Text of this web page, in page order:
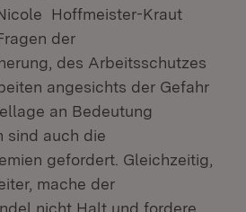
Hoffmeister-Kraut
der
des Arbeitsschutzes
angesichts der Gefahr
an Bedeutung
sind auch die
gefordert. Gleichzeitig,
mache der
nicht Halt und fordere